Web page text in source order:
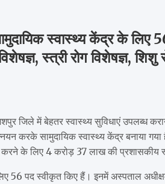
स्वास्थ्य केंद्र के लिए
स्त्री रोग विशेषज्ञ, शिशु
जिले में बेहतर स्वास्थ्य सुविधाएं उपलब्ध
करके सामुदायिक स्वास्थ्य केंद्र बनाया गया
करने के लिए 4 करोड़ 37 लाख की प्रशासकीय
56 पद स्वीकृत किए हैं। इनमें अस्पताल